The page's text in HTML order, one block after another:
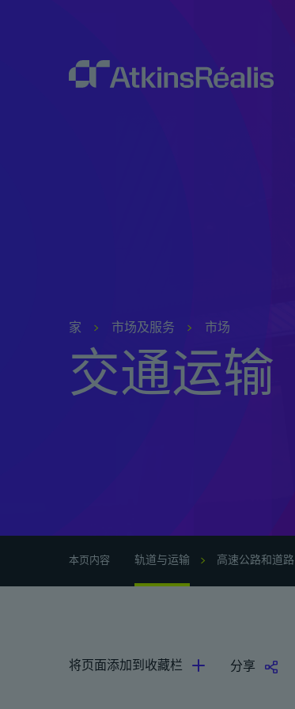
家 市场及服务 市场
交通运输
本页内容 轨道与运输 高速公路和道路
将页面添加到收藏栏 分享